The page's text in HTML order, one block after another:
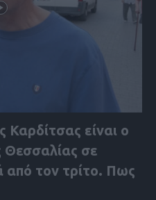
είναι ο
Θεσσαλίας σε
από τον τρίτο. Πως